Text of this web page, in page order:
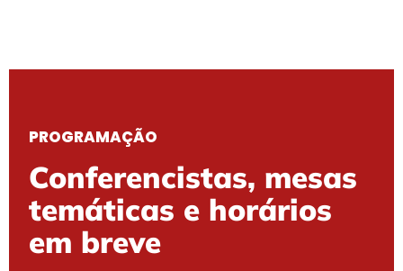
PROGRAMAÇÃO
Conferencistas, mesas
temáticas e horários
em breve